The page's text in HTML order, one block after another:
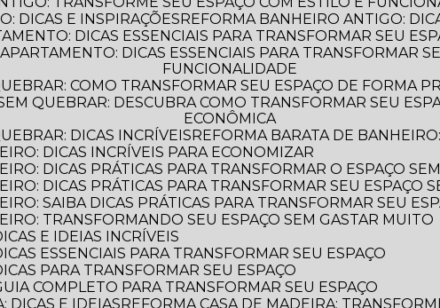
DICAS E INSPIRAÇÕES
REFORMA BANHEIRO ANTIGO:
DICAS ESSENCIAIS PARA TRANSFORMAR SEU
FUNCIONALIDADE
COMO TRANSFORMAR SEU ESPAÇO DE FORMA
ECONÔMICA
DICAS INCRÍVEIS
REFORMA BARATA DE
DICAS INCRÍVEIS PARA ECONOMIZAR
DICAS PRÁTICAS PARA TRANSFORMAR O ESPAÇO
DICAS PRÁTICAS PARA TRANSFORMAR SEU ESPAÇO
SAIBA DICAS PRÁTICAS PARA TRANSFORMAR SEU
TRANSFORMANDO SEU ESPAÇO SEM GASTAR MUITO
E IDEIAS INCRÍVEIS
ESSENCIAIS PARA TRANSFORMAR SEU ESPAÇO
PARA TRANSFORMAR SEU ESPAÇO
COMPLETO PARA TRANSFORMAR SEU ESPAÇO
DICAS E IDEIAS
REFORMA CASA DE MADEIRA: